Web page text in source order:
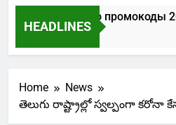
HEADLINES
Лев казино промокоды
4 Days Ago
Home
News
తెలుగు రాష్ట్రాల్లో స్వల్పంగా కరోనా